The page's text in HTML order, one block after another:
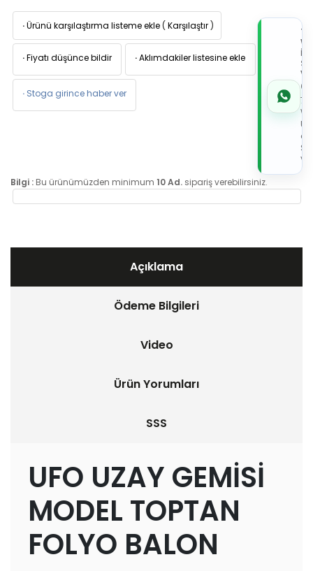
·Ürünü karşılaştırma listeme ekle ( Karşılaştır )
·Fiyatı düşünce bildir ·Aklımdakiler listesine ekle
· Stoga girince haber ver
İLE
de
Bilgi : Bu ürünümüzden minimum 10 Ad. sipariş verebilirsiniz.
Açıklama
Ödeme Bilgileri
Video
Ürün Yorumları
SSS
UFO UZAY GEMİSİ
MODEL TOPTAN
FOLYO BALON